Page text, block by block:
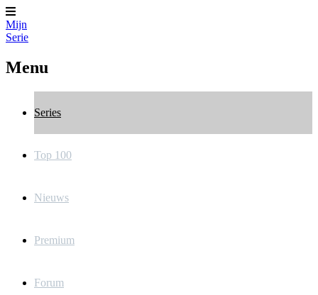
Mijn
Serie
Menu
Series
Top 100
Nieuws
Premium
Forum